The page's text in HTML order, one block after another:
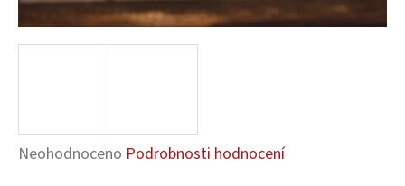
Průměrné
Neohodnoceno Podrobnosti hodnocení
a
j